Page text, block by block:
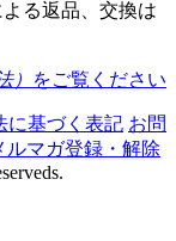
る返品、交換は
） をご覧ください
に基づく表記 お問
ルマガ登録・解除